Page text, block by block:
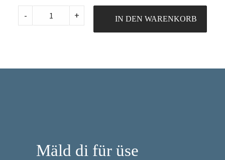
Madeira
Aerofil
- + IN DEN WARENKORB
Mäld di für üse